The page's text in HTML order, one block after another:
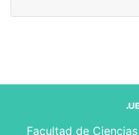
Facultad de